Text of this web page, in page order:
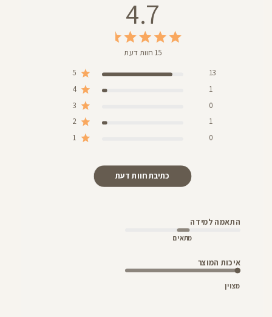
4.7
15 חוות דעת
5
13
4
1
3
0
2 1
1 0
כתיבת חוות דעת
התאמה למידה
מתאים
איכות המוצר
מצוין